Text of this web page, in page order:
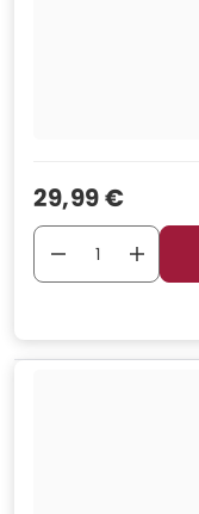
Verkaufspreis
29,99 €